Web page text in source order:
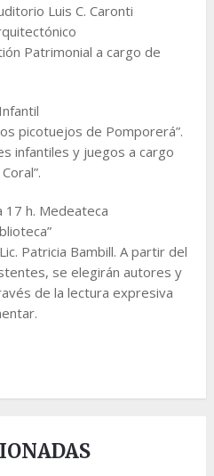
Luis C. Caronti
Patrimonial a cargo de
picotuejos de Pomporerá”.
infantiles y juegos a cargo
h. Medeateca
Patricia Bambill. A partir del
se elegirán autores y
de la lectura expresiva